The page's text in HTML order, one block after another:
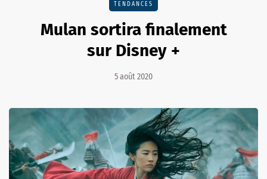
TENDANCES
Mulan sortira finalement
sur Disney +
5 août 2020